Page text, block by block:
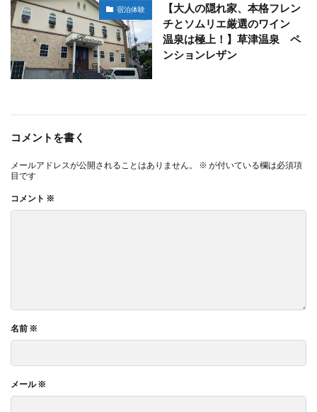
宿泊体験
【大人の隠れ家、本格フレン
チとソムリエ厳選のワイン
温泉は極上！】草津温泉 ペ
ンションレザン
コメントを書く
メールアドレスが公開されることはありません。 ※ が付いている欄は必須項
目です
コメント ※
名前 ※
メール※